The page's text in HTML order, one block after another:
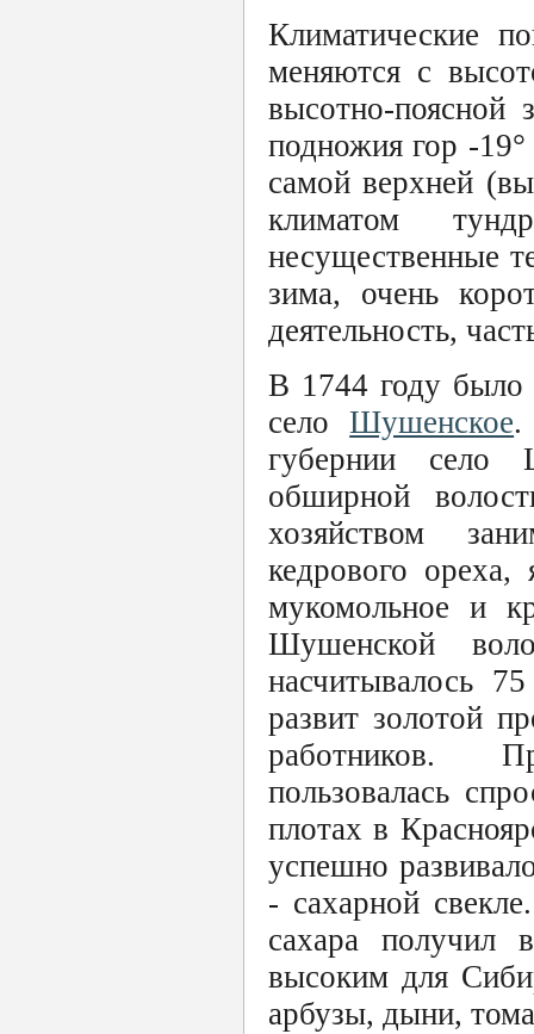
Климатические
меняются с
высотно-поясной
подножия гор -
самой верхней
климатом
несущественные
зима, очень
деятельность,
В 1744 году было
селоШушенское.
губернии село
обширной
хозяйством
кедрового
мукомольное и
Шушенской
насчитывалось
развит золотой
работников.
пользовалась
плотах в
успешно
- сахарной
сахара получил
высоким для
арбузы, дыни,